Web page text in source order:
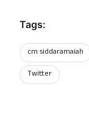
Tags:
cm siddaramaiah
Twitter